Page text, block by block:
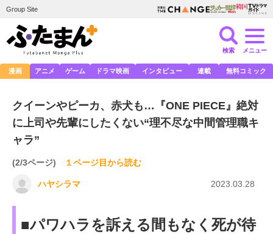
Group Site
検索 メニュー
漫画 アニメ ゲーム ドラマ映画 インタビュー 連載 無料コミック
クイーンやピーカ、赤犬も…『ONE PIECE』絶対
に上司や先輩にしたくない“理不尽な中間管理職キ
ャラ”
(2/3ページ) １ページ目から読む
ハヤシラマ 2023.03.28
■パワハラを訴える間もなく死が待